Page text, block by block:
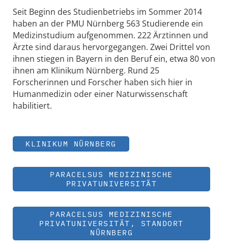
Seit Beginn des Studienbetriebs im Sommer 2014
haben an der PMU Nürnberg 563 Studierende ein
Medizinstudium aufgenommen. 222 Ärztinnen und
Ärzte sind daraus hervorgegangen. Zwei Drittel von
ihnen stiegen in Bayern in den Beruf ein, etwa 80 von
ihnen am Klinikum Nürnberg. Rund 25
Forscherinnen und Forscher haben sich hier in
Humanmedizin oder einer Naturwissenschaft
habilitiert.
KLINIKUM NÜRNBERG
PARACELSUS MEDIZINISCHE
PRIVATUNIVERSITÄT
PARACELSUS MEDIZINISCHE
PRIVATUNIVERSITÄT, STANDORT
NÜRNBERG